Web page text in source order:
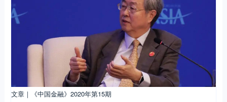
文章｜《中国金融》2020年第15期